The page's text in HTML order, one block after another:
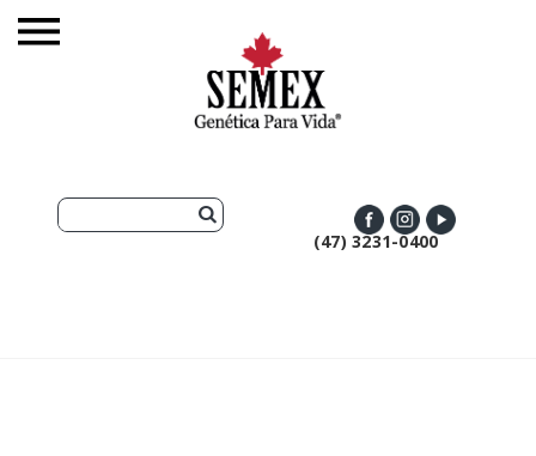
(47) 3231-0400